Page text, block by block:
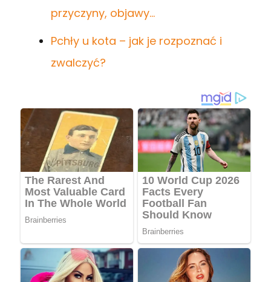
przyczyny, objawy…
Pchły u kota – jak je rozpoznać i
zwalczyć?